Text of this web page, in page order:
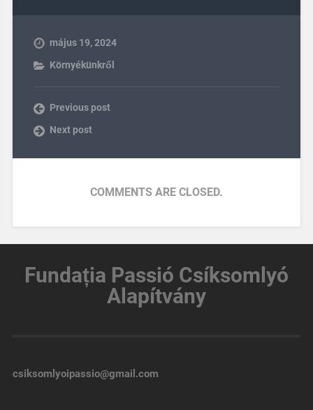
május 19, 2024
Környékünkről
Previous post
Next post
COMMENTS ARE CLOSED.
Fundația Passió Csíksomlyó
Alapítvány
csiksomlyoipassio@gmail.com